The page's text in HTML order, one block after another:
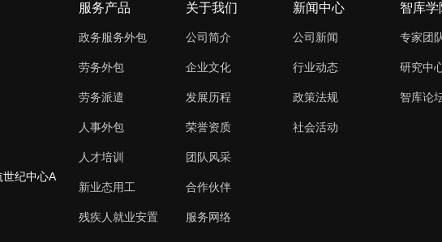
纪中心A
服务产品
政务服务外包
劳务外包
劳务派遣
人事外包
人才培训
新业态用工
残疾人就业安置
关于我们
公司简介
企业文化
发展历程
荣誉资质
团队风采
合作伙伴
服务网络
新闻中心
公司新闻
行业动态
政策法规
社会活动
智库学
专家团
研究中
智库论